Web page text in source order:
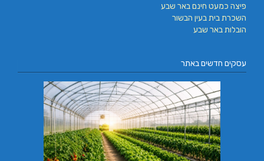
פיצה כמעט חינם באר שבע
השכרת בית בעין הבשור
הובלות באר שבע
עסקים חדשים באתר